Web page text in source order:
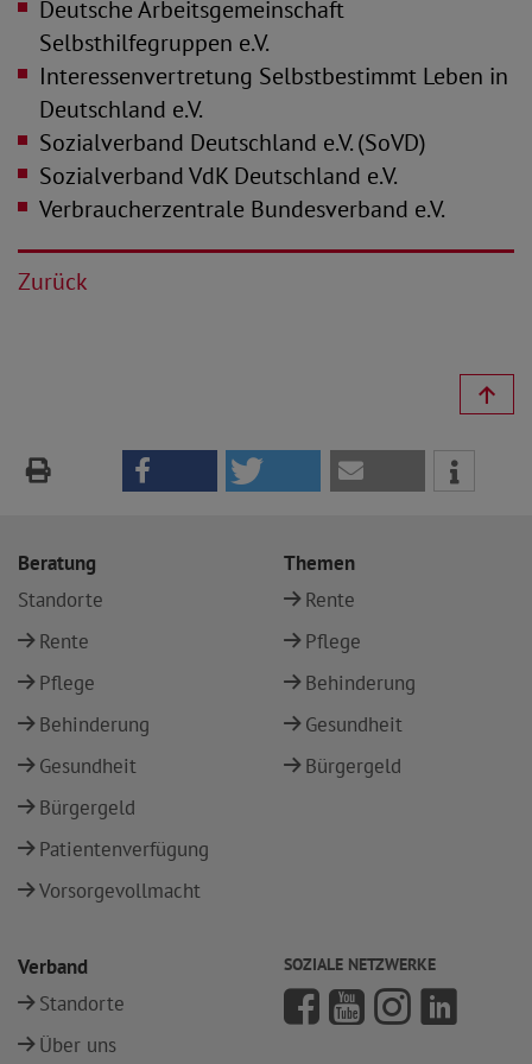
Deutsche Arbeitsgemeinschaft
Selbsthilfegruppen e.V.
Interessenvertretung Selbstbestimmt Leben in
Deutschland e.V.
Sozialverband Deutschland e.V. (SoVD)
Sozialverband VdK Deutschland e.V.
Verbraucherzentrale Bundesverband e.V.
Zurück
Beratung
Standorte
Rente
Pflege
Behinderung
Gesundheit
Bürgergeld
Patientenverfügung
Vorsorgevollmacht
Themen
Rente
Pflege
Behinderung
Gesundheit
Bürgergeld
Verband
Standorte
Über uns
SOZIALE NETZWERKE